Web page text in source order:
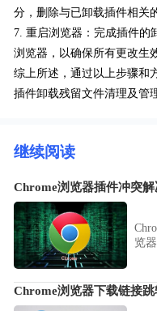
分，删除与已卸载插件相关
7. 重启浏览器：完成插件的
浏览器，以确保所有更改生
综上所述，通过以上步骤和
插件卸载残留文件清理及管
继续阅读
Chrome浏览器插件冲突
览
Chrome浏览器下载链接